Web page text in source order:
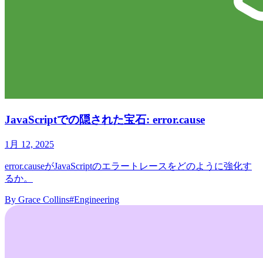
JavaScriptでの隠された宝石: error.cause
1月 12, 2025
error.causeがJavaScriptのエラートレースをどのように強化す
るか。
By Grace Collins#Engineering